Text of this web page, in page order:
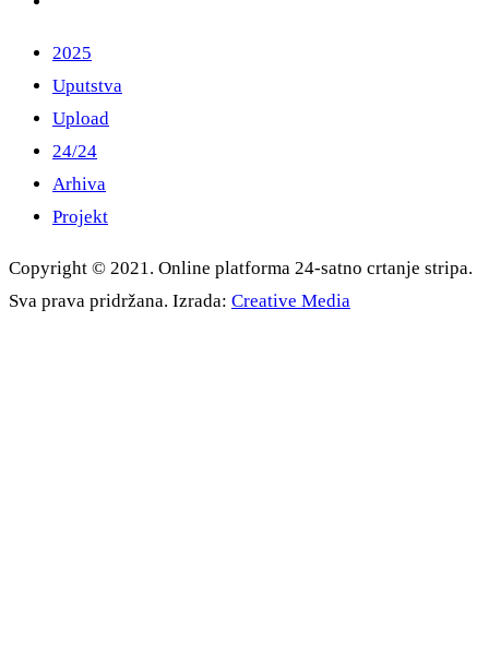
2025
Uputstva
Upload
24/24
Arhiva
Projekt
Copyright © 2021. Online platforma 24-satno crtanje stripa.
Sva prava pridržana. Izrada: Creative Media